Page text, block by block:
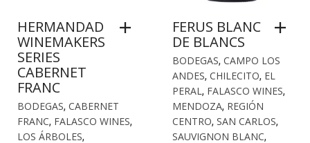
HERMANDAD
WINEMAKERS
SERIES
CABERNET
FRANC
BODEGAS, CABERNET
FRANC, FALASCO WINES,
LOS ÁRBOLES,
FERUS BLANC
DE BLANCS
BODEGAS, CAMPO LOS
ANDES, CHILECITO, EL
PERAL, FALASCO WINES,
MENDOZA, REGIÓN
CENTRO, SAN CARLOS,
SAUVIGNON BLANC,